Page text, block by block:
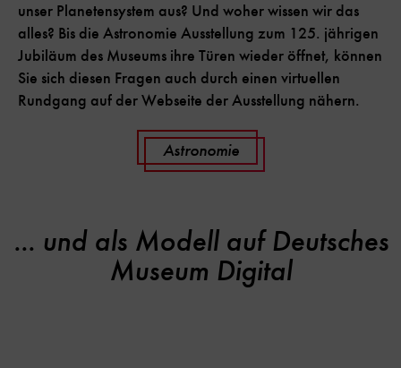
unser Planetensystem aus? Und woher wissen wir das
alles? Bis die Astronomie Ausstellung zum 125. jährigen
Jubiläum des Museums ihre Türen wieder öffnet, können
Sie sich diesen Fragen auch durch einen virtuellen
Rundgang auf der Webseite der Ausstellung nähern.
Astronomie
... und als Modell auf Deutsches
Museum Digital